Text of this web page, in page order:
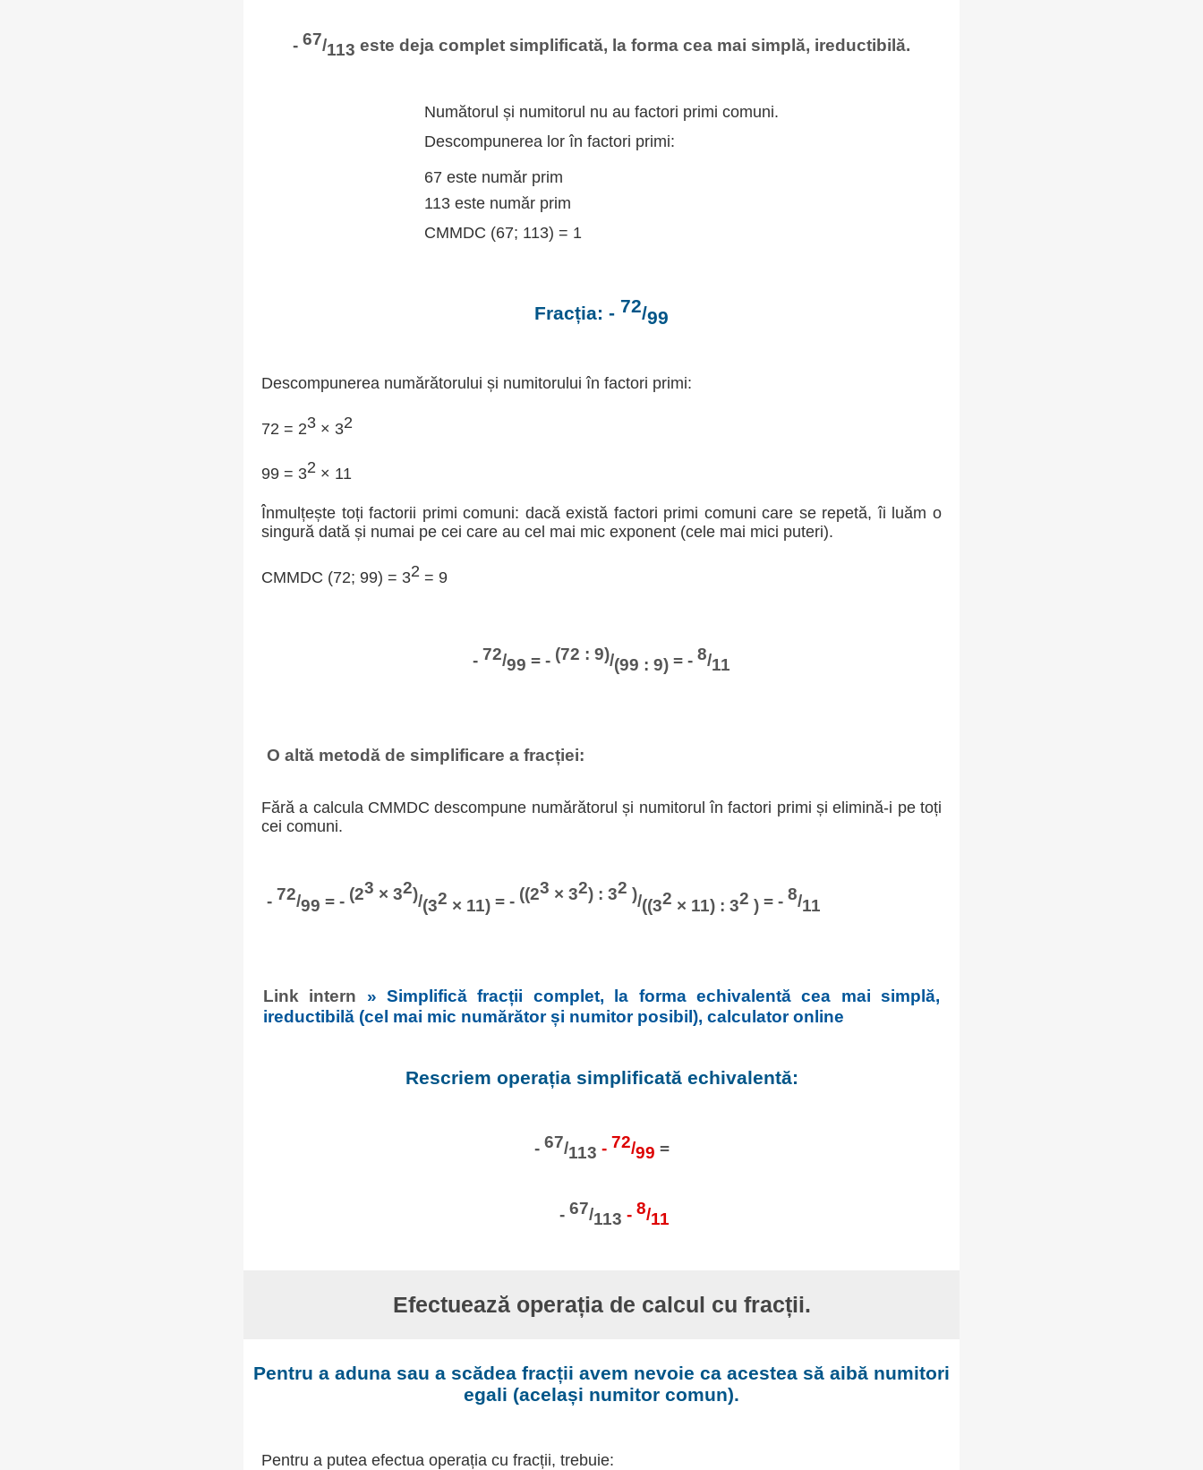
- 67/113 este deja complet simplificată, la forma cea mai simplă, ireductibilă.
Numătorul și numitorul nu au factori primi comuni.
Descompunerea lor în factori primi:
67 este număr prim
113 este număr prim
CMMDC (67; 113) = 1
Fracția: - 72/99
Descompunerea numărătorului și numitorului în factori primi:
72 = 23 × 32
99 = 32 × 11
Înmulțește toți factorii primi comuni: dacă există factori primi comuni care se repetă, îi luăm o
singură dată și numai pe cei care au cel mai mic exponent (cele mai mici puteri).
CMMDC (72; 99) = 32 = 9
- 72/99 = - (72 : 9)/(99 : 9) = - 8/11
O altă metodă de simplificare a fracției:
Fără a calcula CMMDC descompune numărătorul și numitorul în factori primi și elimină-i pe toți
cei comuni.
- 72/99 = - (23 × 32)/(32 × 11) = - ((23 × 32) : 32 )/((32 × 11) : 32 ) = -8/11
Link intern » Simplifică fracții complet, la forma echivalentă cea mai simplă,
ireductibilă (cel mai mic numărător și numitor posibil), calculator online
Rescriem operația simplificată echivalentă:
- 67/113 - 72/99 =
- 67/113 - 8/11
Efectuează operația de calcul cu fracții.
Pentru a aduna sau a scădea fracții avem nevoie ca acestea să aibă numitori
egali (același numitor comun).
Pentru a putea efectua operația cu fracții, trebuie: